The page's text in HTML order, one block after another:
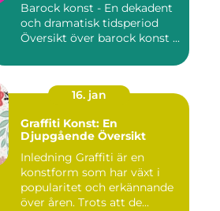
Barock konst - En dekadent
och dramatisk tidsperiod
Översikt över barock konst ...
16. jan
Graffiti Konst: En
Djupgående Översikt
Inledning Graffiti är en
konstform som har växt i
popularitet och erkännande
över åren. Trots att de...